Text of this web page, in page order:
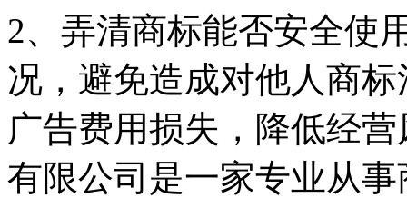
2、弄清商标能否安全使
况，避免造成对他人商
广告费用损失，降低经
有限公司是一家专业从